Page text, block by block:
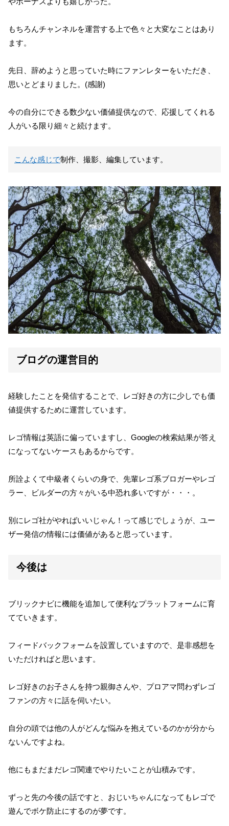
もちろんチャンネルを運営する上で色々と大変なことはあり
ます。
先日、辞めようと思っていた時にファンレターをいただき、
思いとどまりました。(感謝)
今の自分にできる数少ない価値提供なので、応援してくれる
人がいる限り細々と続けます。
こんな感じで制作、撮影、編集しています。
ブログの運営目的
経験したことを発信することで、レゴ好きの方に少しでも価
値提供するために運営しています。
レゴ情報は英語に偏っていますし、Googleの検索結果が答え
になってないケースもあるからです。
所詮よくて中級者くらいの身で、先輩レゴ系ブロガーやレゴ
ラー、ビルダーの方々がいる中恐れ多いですが・・・。
別にレゴ社がやればいいじゃん！って感じでしょうが、ユー
ザー発信の情報には価値があると思っています。
今後は
ブリックナビに機能を追加して便利なプラットフォームに育
てていきます。
フィードバックフォームを設置していますので、是非感想を
いただければと思います。
レゴ好きのお子さんを持つ親御さんや、プロアマ問わずレゴ
ファンの方々に話を伺いたい。
自分の頭では他の人がどんな悩みを抱えているのかが分から
ないんですよね。
他にもまだまだレゴ関連でやりたいことが山積みです。
ずっと先の今後の話ですと、おじいちゃんになってもレゴで
遊んでボケ防止にするのが夢です。